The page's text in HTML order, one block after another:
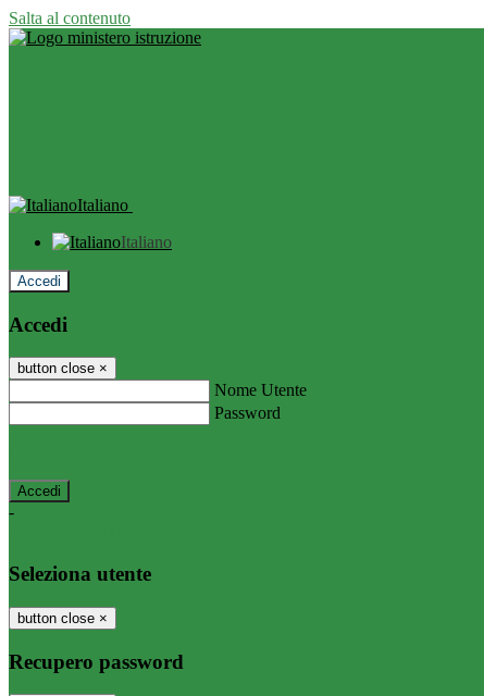
Salta al contenuto
Italiano
Italiano
Accedi
Accedi
button close ×
Nome Utente
Password
-
Seleziona utente
button close ×
Recupero password